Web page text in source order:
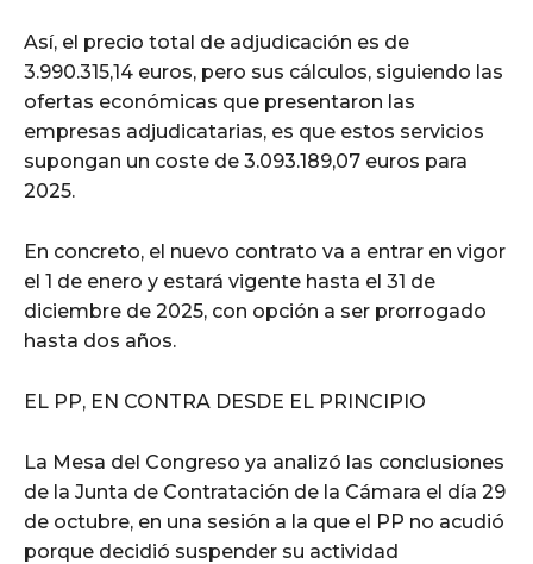
Así, el precio total de adjudicación es de
3.990.315,14 euros, pero sus cálculos, siguiendo las
ofertas económicas que presentaron las
empresas adjudicatarias, es que estos servicios
supongan un coste de 3.093.189,07 euros para
2025.
En concreto, el nuevo contrato va a entrar en vigor
el 1 de enero y estará vigente hasta el 31 de
diciembre de 2025, con opción a ser prorrogado
hasta dos años.
EL PP, EN CONTRA DESDE EL PRINCIPIO
La Mesa del Congreso ya analizó las conclusiones
de la Junta de Contratación de la Cámara el día 29
de octubre, en una sesión a la que el PP no acudió
porque decidió suspender su actividad